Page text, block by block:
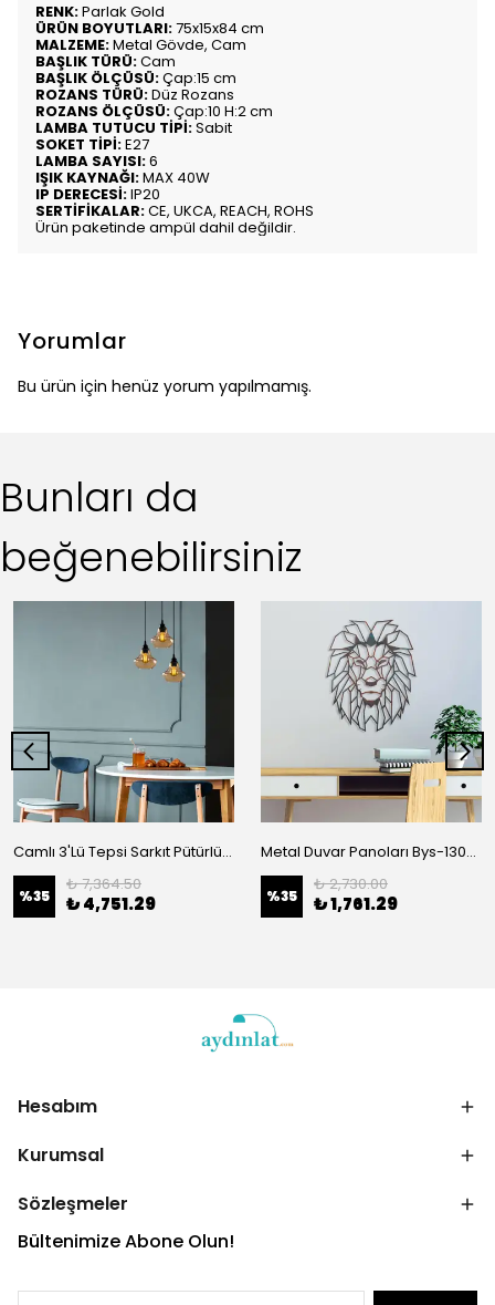
RENK:Parlak Gold
ÜRÜN BOYUTLARI:75x15x84 cm
MALZEME:Metal Gövde, Cam
BAŞLIK TÜRÜ:Cam
BAŞLIK ÖLÇÜSÜ:Çap:15 cm
ROZANS TÜRÜ:Düz Rozans
ROZANS ÖLÇÜSÜ:Çap:10 H:2 cm
LAMBA TUTUCU TİPİ:Sabit
SOKET TİPİ:E27
LAMBA SAYISI:6
IŞIK KAYNAĞI:MAX 40W
IP DERECESİ:IP20
SERTİFİKALAR:CE, UKCA, REACH, ROHS
Ürün paketinde ampül dahil değildir.
Yorumlar
Bu ürün için henüz yorum yapılmamış.
Bunları da
beğenebilirsiniz
Camlı 3'Lü Tepsi Sarkıt Pütürlü Siyah 051
%35
₺ 7,364.50
₺ 4,751.29
Metal Duvar Panoları Bys-130-B
%35
₺ 2,730.00
₺ 1,761.29
Hesabım
Kurumsal
Sözleşmeler
Bültenimize Abone Olun!